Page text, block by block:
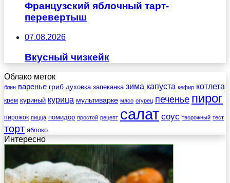
Французский яблочный тарт-
перевертыш
07.08.2026
Вкусный чизкейк
Облако меток
блин варенье гриб духовка запеканка зима капуста кефир котлета
крем куриный курица мультиварке мясо огурец печенье пирог
пирожок пицца помидор простой рецепт салат соус творожный тест
торт яблоко
Интересно